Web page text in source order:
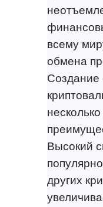
всему
обмена
Создание
Высокий
других